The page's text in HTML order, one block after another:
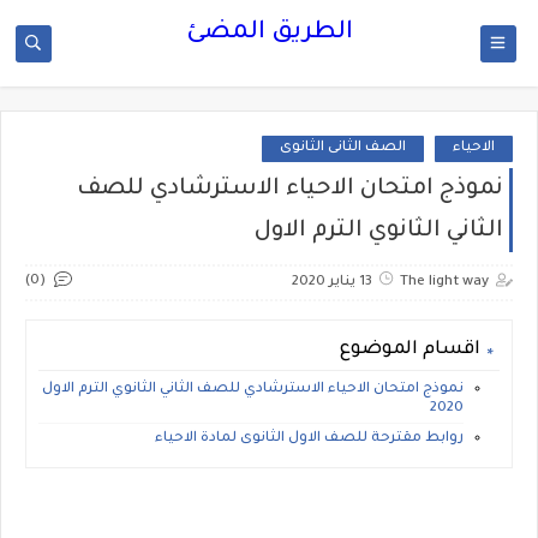
الطريق المضئ
الاحياء الصف الثانى الثانوى
نموذج امتحان الاحياء الاسترشادي للصف
الثاني الثانوي الترم الاول
The light way 13 يناير 2020 (0)
اقسام الموضوع
نموذج امتحان الاحياء الاسترشادي للصف الثاني الثانوي الترم الاول
2020
روابط مقترحة للصف الاول الثانوى لمادة الاحياء